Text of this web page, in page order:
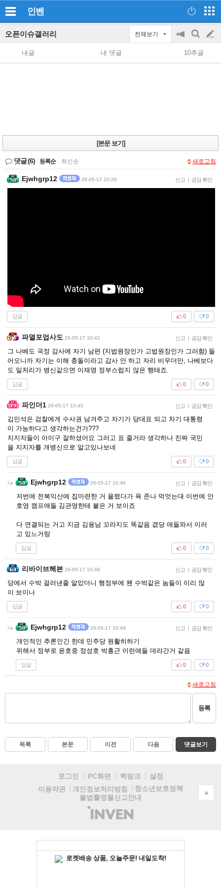
인벤
오픈이슈갤러리 전체보기
공
지
on/off
검
색
글
쓰
내글 내 댓글 10추글
[본문 보기]
댓글(6) 등록순 최신순 새로고침
Ejwhgrp12 26-05-17 10:26 신고 | 공감 확인
답글 0
0
파열포업사도 26-05-17 10:42 신고 | 공감 확인
그 나베도 국정 감사에 자기 남편 (지법원장인가 고법원장인가 그러함) 들
어오니까 자기는 이해 충돌이라고 감사 안 하고 자리 비우더만, 나베보다
도 일처리가 병신같으면 이재명 정부스럽지 않은 행태죠.
답글 0
0
파인더1 26-05-17 10:45 신고 | 공감 확인
김민석은 검찰에게 수사권 남겨주고 자기가 당대표 되고 차기 대통령
이 가능하다고 생각하는건가???
지지자들이 아이구 잘하셨어요 그러고 표 줄거라 생각하나 진짜 국민
을 지지자를 개병신으로 알고있나보네
답글 0
0
Ejwhgrp12 26-05-17 10:48 신고 | 공감 확인
저번에 전북익산에 집마련한 거 올렸다가 욕 존나 먹엇는대 이번에 안
호영 캠프애들 김관영한테 붙은 거 보이죠
다 연결되는 거고 지금 김용남 꼬라지도 똑같음 갮당 애들와서 이러
고 있느거랑
답글 0
0
리바이브헤븐 26-05-17 10:48 신고 | 공감 확인
당에서 수박 걸러낸줄 알았더니 행정부에 왠 수박같은 놈들이 이리 많
이 보이나
답글 0
0
Ejwhgrp12 26-05-17 10:49 신고 | 공감 확인
개인적인 추론인긴 한데 민주당 원활히하기
위해서 정부로 윤호중 정성호 박홍근 이런애들 데랴간거 같음
답글 0
0
새로고침
등록
목록 본문 이전 다음 댓글보기
로그인 PC화면 퀵링크
설정
이용약관
개인정보처리방침
청소년보호정책
불법촬영물신고안내
(주)
인
▲